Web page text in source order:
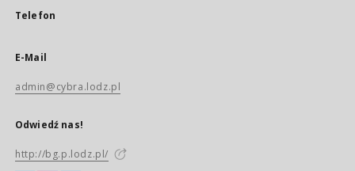
Telefon
E-Mail
admin@cybra.lodz.pl
Odwiedź nas!
http://bg.p.lodz.pl/